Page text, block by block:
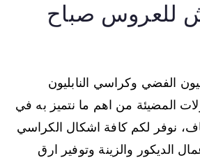
للعروس صباح
الفضي وكراسي النابليون
المضيئة من اهم ما نتميز به في
نوفر لكم كافة اشكال الكراسي
الديكور والزينة وتوفير ارق